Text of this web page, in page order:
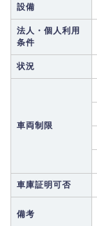
設備
法人・個人利用
条件
状況
車両制限
車庫証明可否
備考